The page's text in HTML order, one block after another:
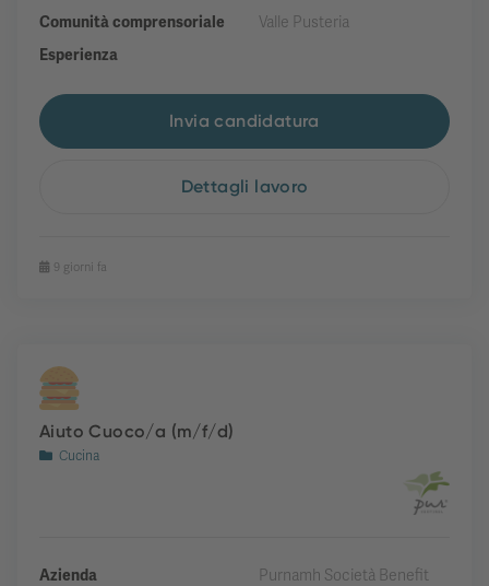
Comunità comprensoriale
Valle Pusteria
Esperienza
Invia candidatura
Dettagli lavoro
9 giorni fa
Aiuto Cuoco/a (m/f/d)
Cucina
Azienda
Purnamh Società Benefit